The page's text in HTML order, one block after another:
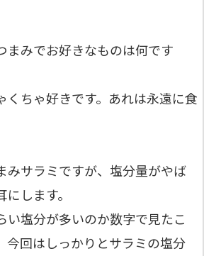
まみでお好きなものは何です
くちゃ好きです。あれは永遠に食
みサラミですが、塩分量がやば
します。
い塩分が多いのか数字で見たこ
今回はしっかりとサラミの塩分